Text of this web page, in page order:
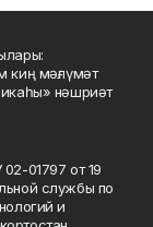
киң мәғлүмәт
нәшриәт
01797 от 19
службы по
и